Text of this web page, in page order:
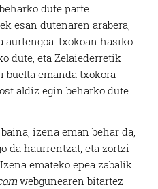
dute parte
esan dutenaren arabera,
aurtengoa: txokoan hasiko
dute, eta Zelaiederretik
buelta emanda txokora
aldiz egin beharko dute
izena eman behar da,
da haurrentzat, eta zortzi
emateko epea zabalik
webgunearen bitartez